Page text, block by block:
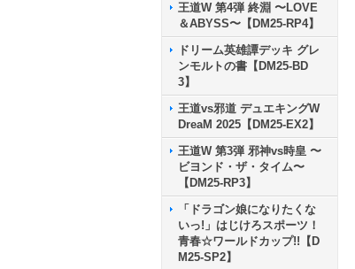
王道W 第4弾 終淵 〜LOVE
＆ABYSS〜【DM25-RP4】
ドリーム英雄譚デッキ グレ
ンモルトの書【DM25-BD
3】
王道vs邪道 デュエキングW
DreaM 2025【DM25-EX2】
王道W 第3弾 邪神vs時皇 〜
ビヨンド・ザ・タイム〜
【DM25-RP3】
「ドラゴン娘になりたくな
いっ!」はじけろスポーツ！
青春☆ワールドカップ!!【D
M25-SP2】